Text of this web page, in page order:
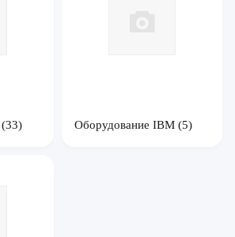
(33) Оборудование IBM (5)